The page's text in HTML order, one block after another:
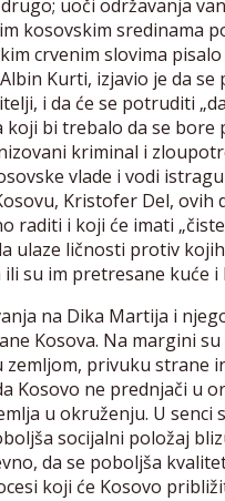
uoči održavanja
kosovskim sredinama
crvenim slovima
Kurti, izjavio je da
i da će se potruditi
koji bi trebalo da se
kriminal i
vlade i vodi
Kristofer Del,
raditi i koji će imati
ulaze ličnosti protiv
su im pretresane kuće i
na Dika Martija i
Kosova. Na margini
privuku strane
Kosovo ne prednjači u
u okruženju. U
socijalni položaj
da se poboljša
koji će Kosovo